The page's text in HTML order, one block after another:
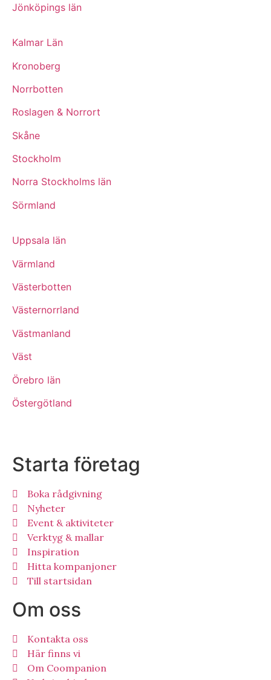
Jönköpings län
Kalmar Län
Kronoberg
Norrbotten
Roslagen & Norrort
Skåne
Stockholm
Norra Stockholms län
Sörmland
Uppsala län
Värmland
Västerbotten
Västernorrland
Västmanland
Väst
Örebro län
Östergötland
Starta företag
Boka rådgivning
Nyheter
Event & aktiviteter
Verktyg & mallar
Inspiration
Hitta kompanjoner
Till startsidan
Om oss
Kontakta oss
Här finns vi
Om Coompanion